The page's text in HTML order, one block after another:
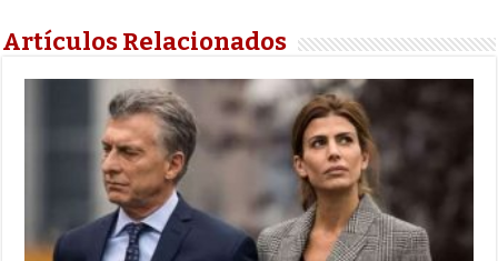
Artículos Relacionados